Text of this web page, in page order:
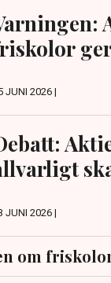
JUNI 2026 |
JUNI 2026 |
om